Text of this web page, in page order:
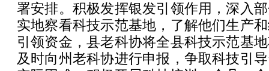
署安排。积极发挥银发引领作用，深入
实地察看科技示范基地，了解他们生产
引领资金，县老科协将全县科技示范基
及时向州老科协进行申报，争取科技引